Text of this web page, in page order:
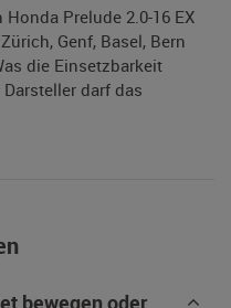
Prelude 2.0-16 EX
Genf, Basel, Bern
die Einsetzbarkeit
darf das